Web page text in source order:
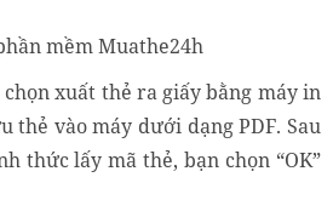
xuất thẻ ra giấy bằng máy in
thẻ vào máy dưới dạng PDF. Sau
thức lấy mã thẻ, bạn chọn “OK”